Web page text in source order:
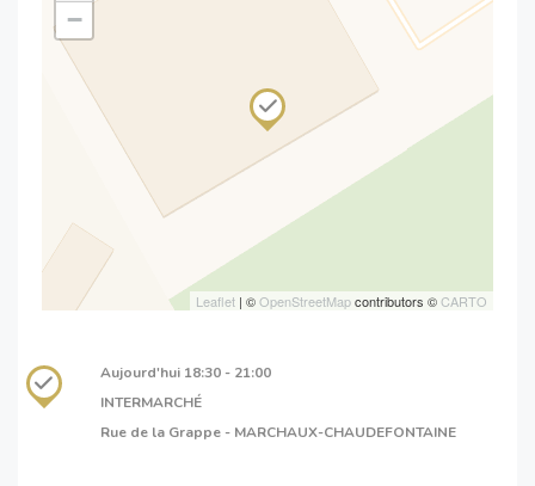
−
Leaflet | ©OpenStreetMapcontributors ©CARTO
Aujourd'hui 18:30 - 21:00
INTERMARCHÉ
Rue de la Grappe - MARCHAUX-CHAUDEFONTAINE